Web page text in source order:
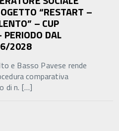
“RESTART –
– CUP
DAL
2028
e Basso Pavese rende
comparativa
di n. […]